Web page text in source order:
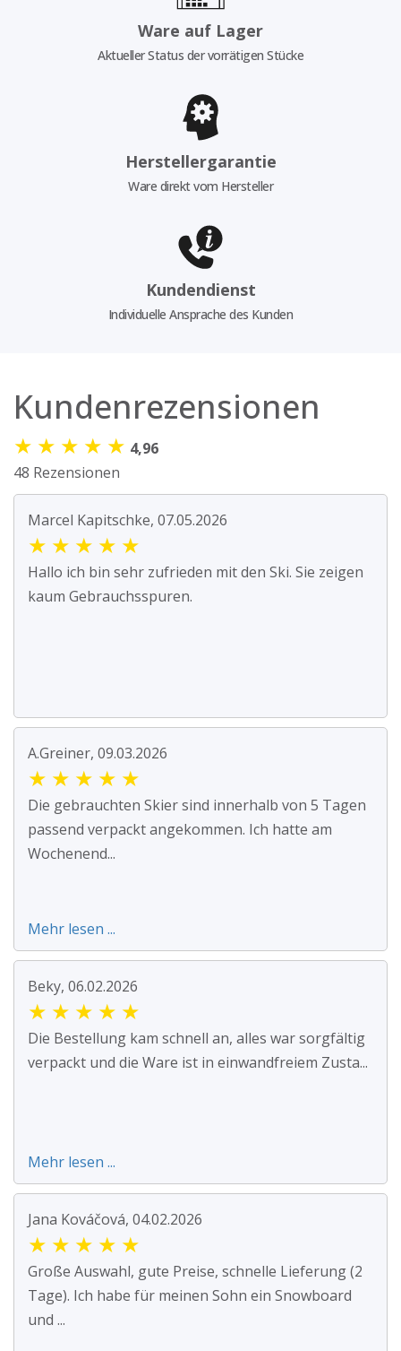
Ware auf Lager
Aktueller Status der vorrätigen Stücke
Herstellergarantie
Ware direkt vom Hersteller
Kundendienst
Individuelle Ansprache des Kunden
Kundenrezensionen
★ ★ ★ ★ ★ 4,96
48 Rezensionen
Marcel Kapitschke, 07.05.2026
★ ★ ★ ★ ★
Hallo ich bin sehr zufrieden mit den Ski. Sie zeigen
kaum Gebrauchsspuren.
A.Greiner, 09.03.2026
★ ★ ★ ★ ★
Die gebrauchten Skier sind innerhalb von 5 Tagen
passend verpackt angekommen. Ich hatte am
Wochenend...
Mehr lesen ...
Beky, 06.02.2026
★ ★ ★ ★ ★
Die Bestellung kam schnell an, alles war sorgfältig
verpackt und die Ware ist in einwandfreiem Zusta...
Mehr lesen ...
Jana Kováčová, 04.02.2026
★ ★ ★ ★ ★
Große Auswahl, gute Preise, schnelle Lieferung (2
Tage). Ich habe für meinen Sohn ein Snowboard
und ...